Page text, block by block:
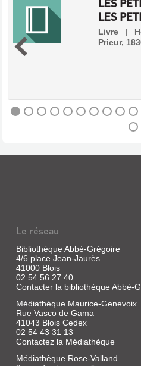
KIRCHERI...
MUSURGIA
UNIVERSALIS,
SIVE
Kircher,
Athanase,
ARCHENTO...
Livre
Kircher,
Athanase,
1679
LES
LES
Livre |
Prieur,
PA...
Livre
|
Hennequin,
P.-
P.
Belin-
Le
Prieur,
1836
Le réseau
Bibliothèque Abbé-Grégoire
4/6 place Jean-Jaurès
41000 Blois
02 54 56 27 40
Contacter la bibliothèque Abbé-
Médiathèque Maurice-Genevoix
Rue Vasco de Gama
41043 Blois Cedex
02 54 43 31 13
Contactez la Médiathèque
Médiathèque Rose-Valland